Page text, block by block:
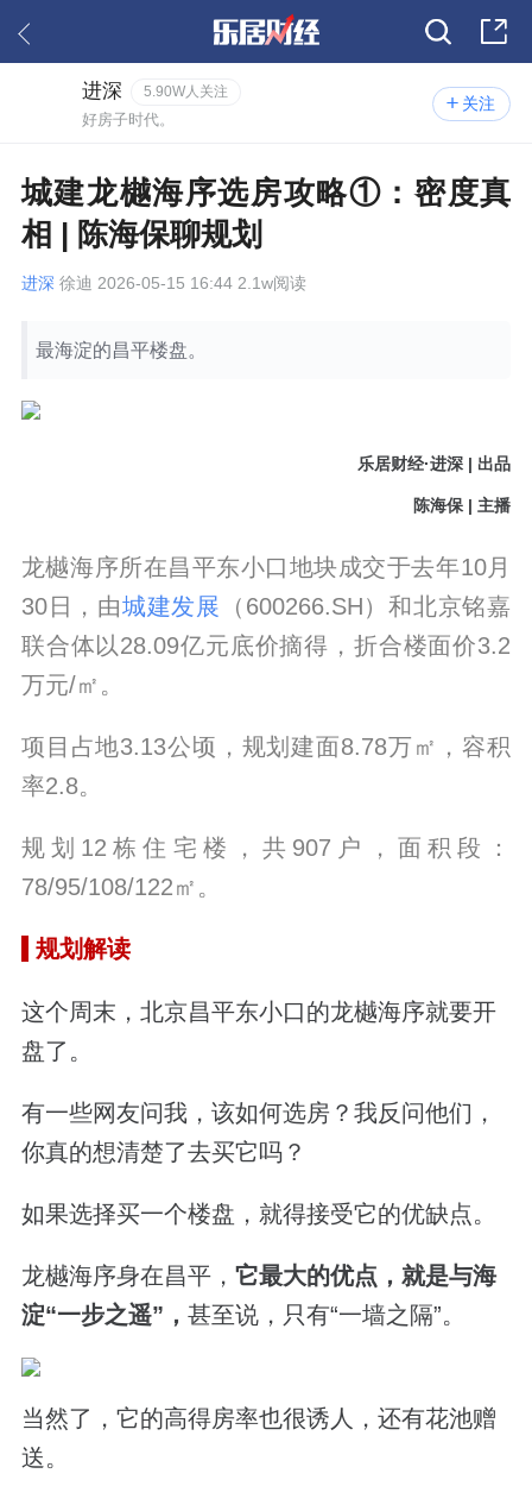
关注
进深 5.90W人关注
好房子时代。
城建龙樾海序选房攻略①：密度真
相 | 陈海保聊规划
进深 徐迪 2026-05-15 16:44 2.1w阅读
最海淀的昌平楼盘。
乐居财经·进深 | 出品
陈海保 | 主播
龙樾海序所在昌平东小口地块成交于去年10月
30日，由城建发展 （600266.SH）和北京铭嘉
联合体以28.09亿元底价摘得，折合楼面价3.2
万元/㎡。
项目占地3.13公顷，规划建面8.78万㎡，容积
率2.8。
规划12栋住宅楼，共907户，面积段：
78/95/108/122㎡。
规划解读
这个周末，北京昌平东小口的龙樾海序就要开
盘了。
有一些网友问我，该如何选房？我反问他们，
你真的想清楚了去买它吗？
如果选择买一个楼盘，就得接受它的优缺点。
龙樾海序身在昌平， 它最大的优点，就是与海
淀“一步之遥”， 甚至说，只有“一墙之隔”。
当然了，它的高得房率也很诱人，还有花池赠
送。